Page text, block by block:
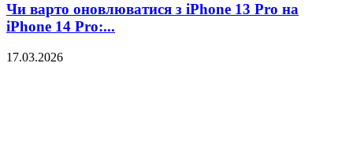
Чи варто оновлюватися з iPhone 13 Pro на
iPhone 14 Pro:...
17.03.2026